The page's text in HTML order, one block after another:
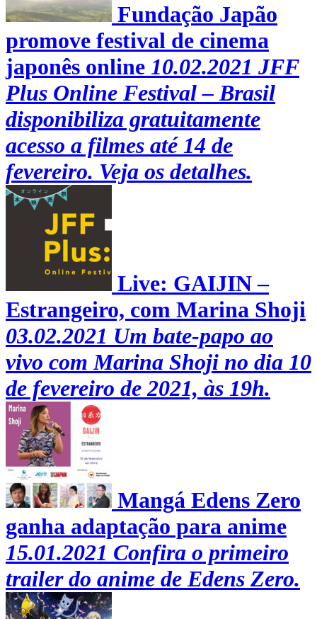
Fundação Japão
promove festival de cinema
japonês online 10.02.2021 JFF
Plus Online Festival – Brasil
disponibiliza gratuitamente
acesso a filmes até 14 de
fevereiro. Veja os detalhes.
Live: GAIJIN –
Estrangeiro, com Marina Shoji
03.02.2021 Um bate-papo ao
vivo com Marina Shoji no dia 10
de fevereiro de 2021, às 19h.
Mangá Edens Zero
ganha adaptação para anime
15.01.2021 Confira o primeiro
trailer do anime de Edens Zero.